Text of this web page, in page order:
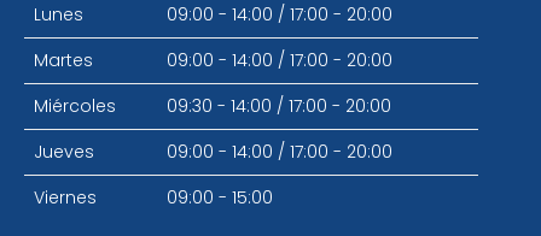
Lunes
09:00 - 14:00 / 17:00 - 20:00
Martes
09:00 - 14:00 / 17:00 - 20:00
Miércoles
09:30 - 14:00 / 17:00 - 20:00
Jueves
09:00 - 14:00 / 17:00 - 20:00
Viernes
09:00 - 15:00